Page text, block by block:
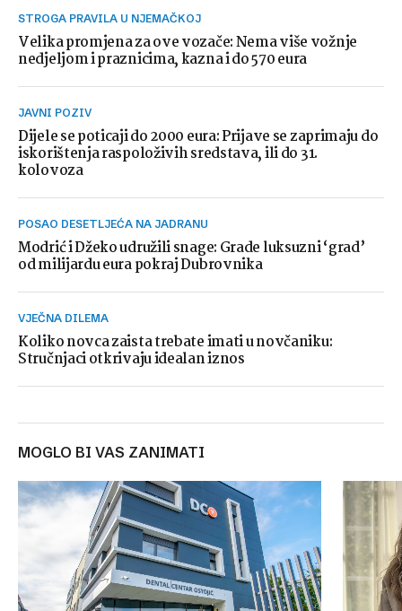
STROGA PRAVILA U NJEMAČKOJ
Velika promjena za ove vozače: Nema više vožnje
nedjeljom i praznicima, kazna i do 570 eura
JAVNI POZIV
Dijele se poticaji do 2000 eura: Prijave se zaprimaju do
iskorištenja raspoloživih sredstava, ili do 31.
kolovoza
POSAO DESETLJEĆA NA JADRANU
Modrić i Džeko udružili snage: Grade luksuzni ‘grad’
od milijardu eura pokraj Dubrovnika
VJEČNA DILEMA
Koliko novca zaista trebate imati u novčaniku:
Stručnjaci otkrivaju idealan iznos
MOGLO BI VAS ZANIMATI